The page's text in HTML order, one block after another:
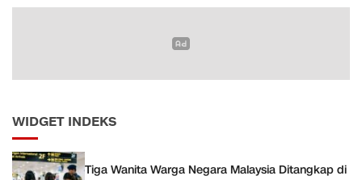
WIDGET INDEKS
Tiga Wanita Warga Negara Malaysia Ditangkap di